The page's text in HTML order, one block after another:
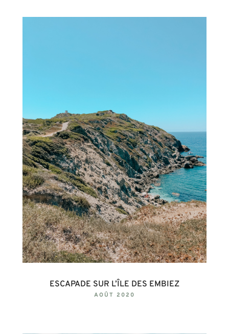
ESCAPADE SUR L’ÎLE DES EMBIEZ
AOÛT 2020